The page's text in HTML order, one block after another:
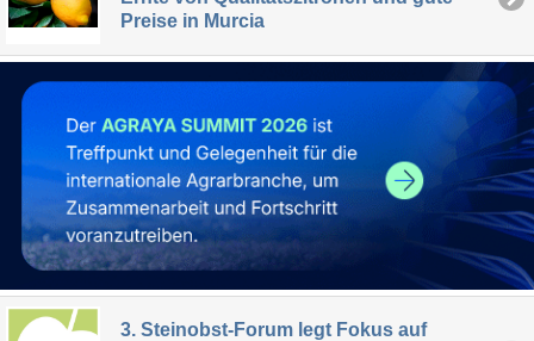
Preise in Murcia
3. Steinobst-Forum legt Fokus auf